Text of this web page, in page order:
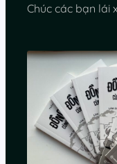
Chúc các bạn lái